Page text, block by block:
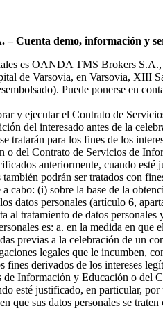
Cuenta demo, información y
es OANDA TMS Brokers
de Varsovia, en Varsovia, XIII
Puede ponerse en
y ejecutar el Contrato de
del interesado antes de la
tratarán para los fines de los
o del Contrato de Servicios de
anteriormente, cuando
podrán ser tratados con
cabo: (i) sobre la base de la
datos personales (artículo 6,
al tratamiento de datos
es: a. en la medida en
previas a la celebración de un
legales que le incumben,
fines derivados de los intereses
Información y Educación o del
esté justificado, en particular,
que sus datos personales se